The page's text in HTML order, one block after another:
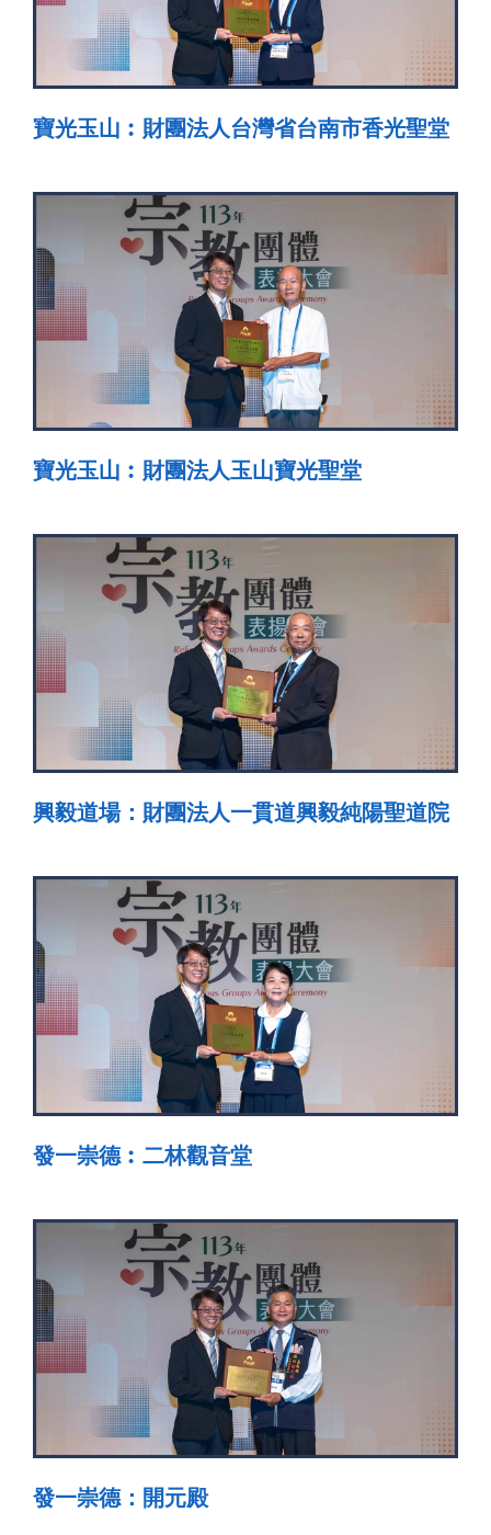
寶光玉山︰財團法人台灣省台南市香光聖堂
寶光玉山︰財團法人玉山寶光聖堂
興毅道場：財團法人一貫道興毅純陽聖道院
發一崇德︰二林觀音堂
發一崇德：開元殿